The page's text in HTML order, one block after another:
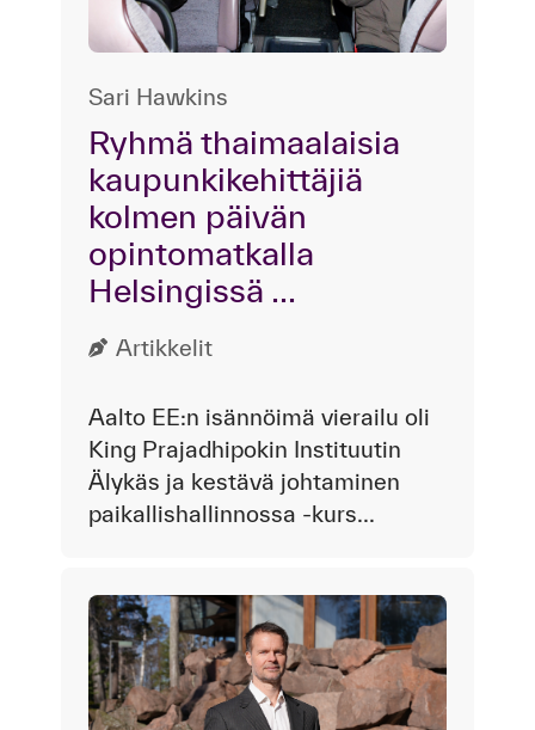
Sari Hawkins
Ryhmä thaimaalaisia
kaupunkikehittäjiä
kolmen päivän
opintomatkalla
Helsingissä ...
Artikkelit
Aalto EE:n isännöimä vierailu oli
King Prajadhipokin Instituutin
Älykäs ja kestävä johtaminen
paikallishallinnossa -kurs...